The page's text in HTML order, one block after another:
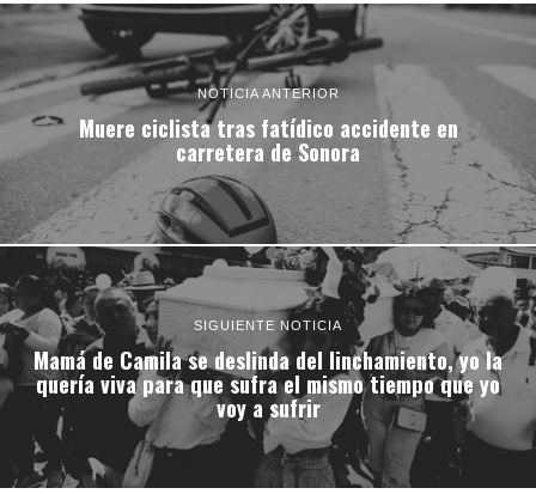
NOTICIA ANTERIOR
Muere ciclista tras fatídico accidente en
carretera de Sonora
SIGUIENTE NOTICIA
Mamá de Camila se deslinda del linchamiento, yo la
quería viva para que sufra el mismo tiempo que yo
voy a sufrir